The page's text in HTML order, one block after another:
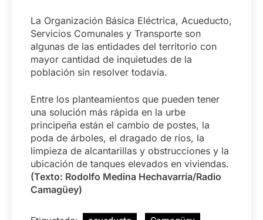
La Organización Básica Eléctrica, Acueducto,
Servicios Comunales y Transporte son
algunas de las entidades del territorio con
mayor cantidad de inquietudes de la
población sin resolver todavía.
Entre los planteamientos que pueden tener
una solución más rápida en la urbe
principeña están el cambio de postes, la
poda de árboles, el dragado de ríos, la
limpieza de alcantarillas y obstrucciones y la
ubicación de tanques elevados en viviendas.
(Texto: Rodolfo Medina Hechavarría/Radio
Camagüey)